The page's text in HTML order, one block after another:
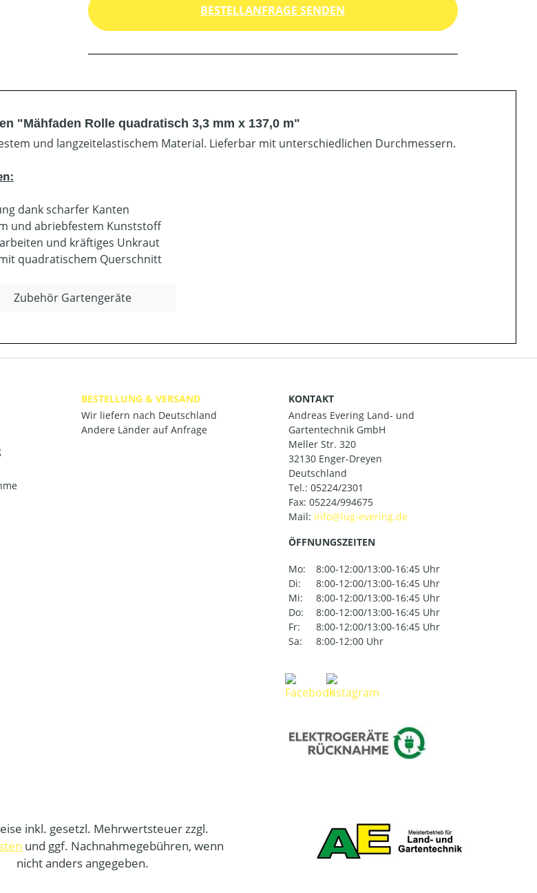
BESTELLANFRAGE SENDEN
"Mähfaden Rolle quadratisch 3,3 mm x 137,0 m"
und langzeitelastischem Material. Lieferbar mit unterschiedlichen Durchmessern.
dank scharfer Kanten
und abriebfestem Kunststoff
und kräftiges Unkraut
quadratischem Querschnitt
Zubehör Gartengeräte
BESTELLUNG & VERSAND
Wir liefern nach Deutschland
Andere Länder auf Anfrage
KONTAKT
Andreas Evering Land- und
Gartentechnik GmbH
Meller Str. 320
32130 Enger-Dreyen
Deutschland
Tel.: 05224/2301
Fax: 05224/994675
Mail:
ÖFFNUNGSZEITEN
Mo:
8:00-12:00/13:00-16:45 Uhr
Di:
8:00-12:00/13:00-16:45 Uhr
Mi:
8:00-12:00/13:00-16:45 Uhr
Do:
8:00-12:00/13:00-16:45 Uhr
Fr:
8:00-12:00/13:00-16:45 Uhr
Sa:
8:00-12:00 Uhr
inkl. gesetzl. Mehrwertsteuer zzgl.
und ggf. Nachnahmegebühren, wenn
nicht anders angegeben.